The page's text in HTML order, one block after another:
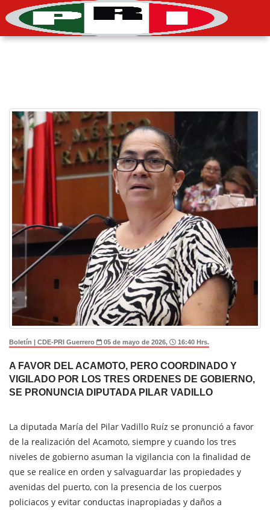
Boletín | CDE-PRI Guerrero 05 de mayo de 2026, 16:40 Hrs.
A FAVOR DEL ACAMOTO, PERO COORDINADO Y
VIGILADO POR LOS TRES ORDENES DE GOBIERNO,
SE PRONUNCIA DIPUTADA PILAR VADILLO
La diputada María del Pilar Vadillo Ruíz se pronunció a favor
de la realización del Acamoto, siempre y cuando los tres
niveles de gobierno asuman la vigilancia con la finalidad de
que se realice en orden y salvaguardar las propiedades y
avenidas del puerto, con la presencia de los cuerpos
policiacos y evitar conductas inapropiadas y daños a